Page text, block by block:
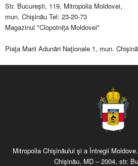
Str. Bucureşti, 119, Mitropolia Moldovei,
mun. Chişinău Tel: 23-20-73
Magazinul "Clopotniţa Moldovei"
Piaţa Marii Adunări Naţionale 1, mun.
Mitropolia Chişinăului şi a Întregii
Chişinău, MD – 2004, str.